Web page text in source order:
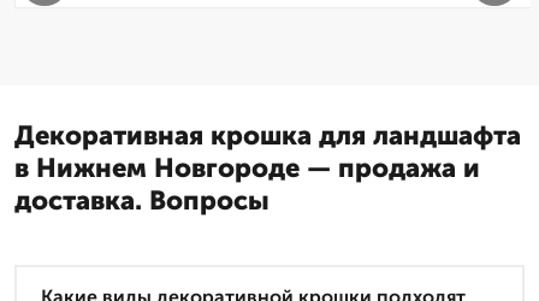
Декоративная крошка для ландшафта
в Нижнем Новгороде — продажа и
доставка. Вопросы